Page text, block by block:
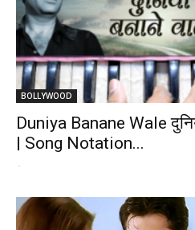
BOLLYWOOD
Duniya Banane Wale
| Song Notation...
-